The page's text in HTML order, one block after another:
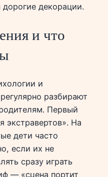
декорации.
и что
и
разбирают
Первый
экстравертов». На
дети часто
если их не
сразу играть
— «сцена портит